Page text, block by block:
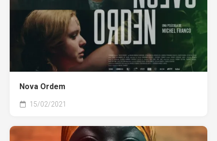
Nova Ordem
15/02/2021